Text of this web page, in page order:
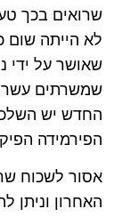
שרואים בכך
לא הייתה שום
שאושר על ידי
שמשרתים
החדש יש
הפירמידה
אסור לשכוח
האחרון וניתן